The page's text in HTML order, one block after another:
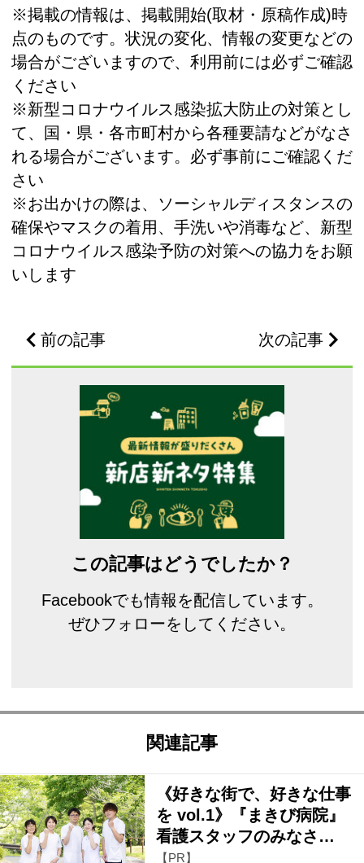
※掲載の情報は、掲載開始(取材・原稿作成)時
点のものです。状況の変化、情報の変更などの
場合がございますので、利用前には必ずご確認
ください
※新型コロナウイルス感染拡大防止の対策とし
て、国・県・各市町村から各種要請などがなさ
れる場合がございます。必ず事前にご確認くだ
さい
※お出かけの際は、ソーシャルディスタンスの
確保やマスクの着用、手洗いや消毒など、新型
コロナウイルス感染予防の対策への協力をお願
いします
前の記事 次の記事
この記事はどうでしたか？
Facebookでも情報を配信しています。
ぜひフォローをしてください。
関連記事
《好きな街で、好きな仕事
を vol.1》『まきび病院』
看護スタッフのみなさ…
【PR】